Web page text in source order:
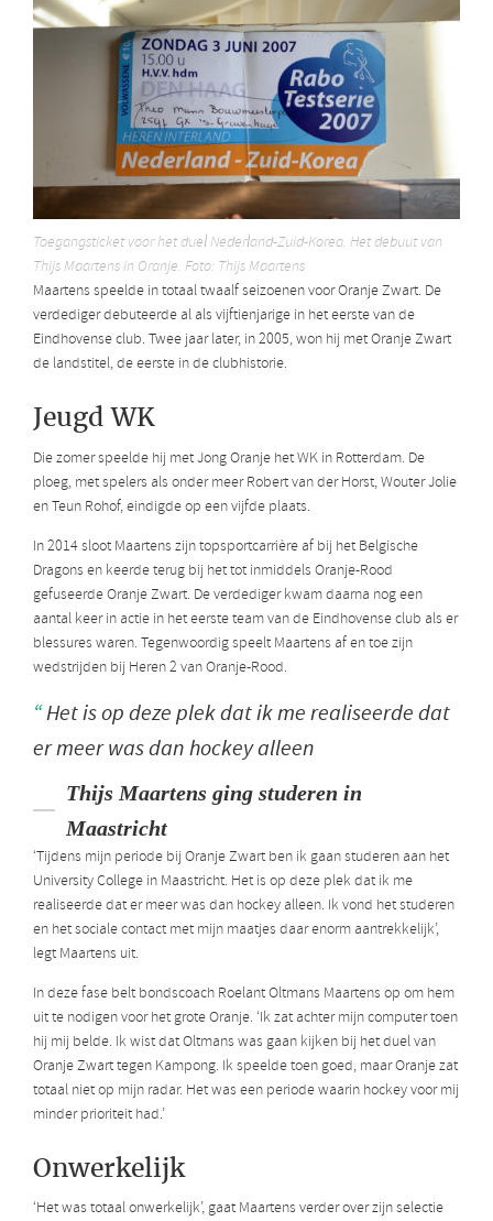
Toegangsticket voor het duel Nederland-Zuid-Korea. Het debuut van
Thijs Maartens in Oranje. Foto: Thijs Maartens
Maartens speelde in totaal twaalf seizoenen voor Oranje Zwart. De
verdediger debuteerde al als vijftienjarige in het eerste van de
Eindhovense club. Twee jaar later, in 2005, won hij met Oranje Zwart
de landstitel, de eerste in de clubhistorie.
Jeugd WK
Die zomer speelde hij met Jong Oranje het WK in Rotterdam. De
ploeg, met spelers als onder meer Robert van der Horst, Wouter Jolie
en Teun Rohof, eindigde op een vijfde plaats.
In 2014 sloot Maartens zijn topsportcarrière af bij het Belgische
Dragons en keerde terug bij het tot inmiddels Oranje-Rood
gefuseerde Oranje Zwart. De verdediger kwam daarna nog een
aantal keer in actie in het eerste team van de Eindhovense club als er
blessures waren. Tegenwoordig speelt Maartens af en toe zijn
wedstrijden bij Heren 2 van Oranje-Rood.
Het is op deze plek dat ik me realiseerde dat
er meer was dan hockey alleen
Thijs Maartens ging studeren in
Maastricht
‘Tijdens mijn periode bij Oranje Zwart ben ik gaan studeren aan het
University College in Maastricht. Het is op deze plek dat ik me
realiseerde dat er meer was dan hockey alleen. Ik vond het studeren
en het sociale contact met mijn maatjes daar enorm aantrekkelijk’,
legt Maartens uit.
In deze fase belt bondscoach Roelant Oltmans Maartens op om hem
uit te nodigen voor het grote Oranje. ‘Ik zat achter mijn computer toen
hij mij belde. Ik wist dat Oltmans was gaan kijken bij het duel van
Oranje Zwart tegen Kampong. Ik speelde toen goed, maar Oranje zat
totaal niet op mijn radar. Het was een periode waarin hockey voor mij
minder prioriteit had.’
Onwerkelijk
‘Het was totaal onwerkelijk’, gaat Maartens verder over zijn selectie